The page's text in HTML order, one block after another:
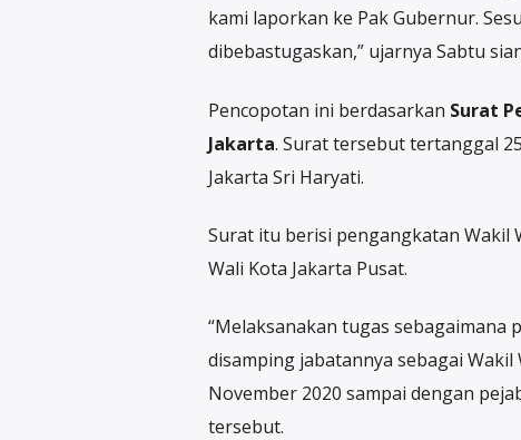
kami laporkan ke Pak Gubernur.
dibebastugaskan,” ujarnya Sabtu
Pencopotan ini berdasarkan Surat
Jakarta. Surat tersebut tertanggal
Jakarta Sri Haryati.
Surat itu berisi pengangkatan Wakil
Wali Kota Jakarta Pusat.
“Melaksanakan tugas sebagaimana
disamping jabatannya sebagai
November 2020 sampai dengan
tersebut.